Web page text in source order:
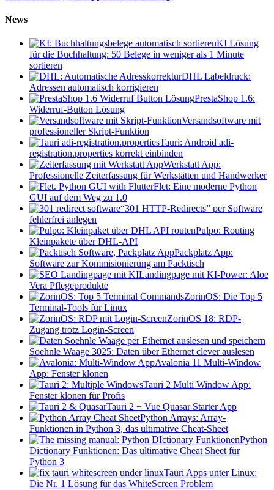
News
KI Lösung
für die Buchhaltung: 50 Belege in weniger als 1 Minute
sortieren
DHL Labeldruck:
Adressen automatisch korrigieren
PrestaShop 1.6:
Widerruf-Button Lösung
Versandsoftware mit
professioneller Skript-Funktion
Tauri: Android adi-
registration.properties korrekt einbinden
Werkstatt App:
Professionelle Zeiterfassung für Werkstätten und Handwerker
Flet: Eine moderne Python
GUI auf dem Weg zu 1.0
“301 HTTP-Redirects” per Software
fehlerfrei anlegen
Pulpo: Routing
Kleinpakete über DHL-API
Packplatz App:
Software zur Kommisionierung am Packtisch
Landingpage mit KI-Power: Aloe
Vera Pflegeprodukte
ZorinOS: Die Top 5
Terminal-Tools für Linux
ZorinOS 18: RDP-
Zugang trotz Login-Screen
Soehnle Waage 3025: Daten über Ethernet clever auslesen
Avalonia 11 Multi-Window
App: Fenster klonen
Tauri 2 Multi Window App:
Fenster klonen für Profis
Tauri 2 + Vue Quasar Starter App
Python Arrays: Array-
Funktionen in Python 3, das ultimative Cheat-Sheet
Python
Dictionary Funktionen: Das ultimative Cheat Sheet für
Python 3
Tauri Apps unter Linux:
Die Nr. 1 Lösung für das WhiteScreen Problem